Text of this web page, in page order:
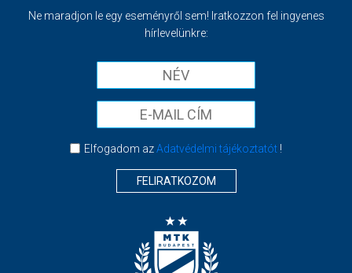
Ne maradjon le egy eseményről sem! Iratkozzon fel ingyenes
hírlevelünkre:
Elfogadom azAdatvédelmi tájékoztatót!
FELIRATKOZOM